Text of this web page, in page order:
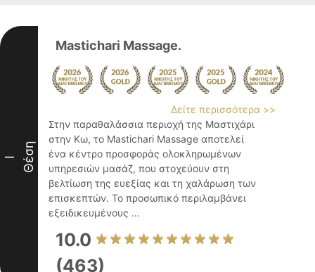
I Θέση
Mastichari Massage.
Δείτε περισσότερα >>
Στην παραθαλάσσια περιοχή της Μαστιχάρι
στην Κω, το Mastichari Massage αποτελεί
ένα κέντρο προσφοράς ολοκληρωμένων
υπηρεσιών μασάζ, που στοχεύουν στη
βελτίωση της ευεξίας και τη χαλάρωση των
επισκεπτών. Το προσωπικό περιλαμβάνει
εξειδικευμένους ...
10.0
(463)